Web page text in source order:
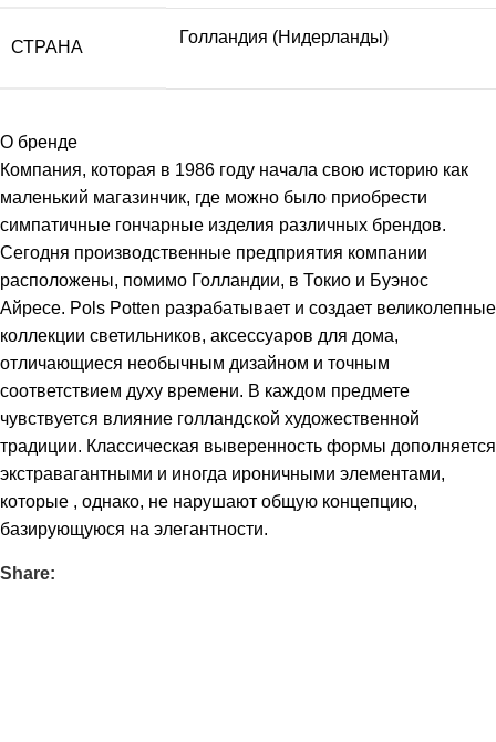
СТРАНА
Голландия (Нидерланды)
О бренде
Компания, которая в 1986 году начала свою историю как
маленький магазинчик, где можно было приобрести
симпатичные гончарные изделия различных брендов.
Сегодня производственные предприятия компании
расположены, помимо Голландии, в Токио и Буэнос
Айресе. Pols Potten разрабатывает и создает великолепные
коллекции светильников, аксессуаров для дома,
отличающиеся необычным дизайном и точным
соответствием духу времени. В каждом предмете
чувствуется влияние голландской художественной
традиции. Классическая выверенность формы дополняется
экстравагантными и иногда ироничными элементами,
которые , однако, не нарушают общую концепцию,
базирующуюся на элегантности.
Share: